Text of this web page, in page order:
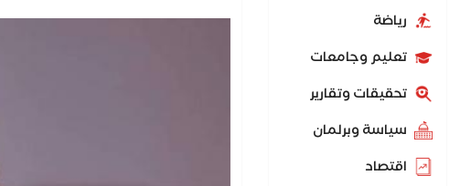
رياضة
تعليم وجامعات
تحقيقات وتقارير
سياسة وبرلمان
اقتصاد